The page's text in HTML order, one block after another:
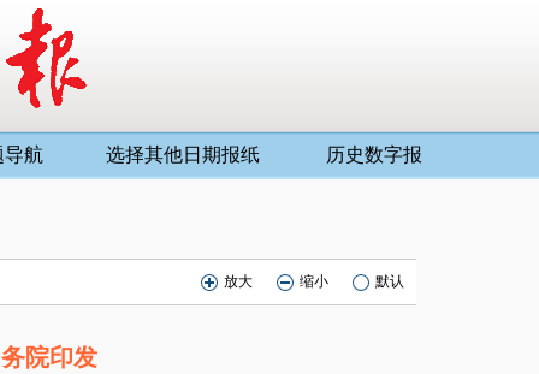
导航 选择其他日期报纸 历史数字报
放大 缩小 默认
院印发